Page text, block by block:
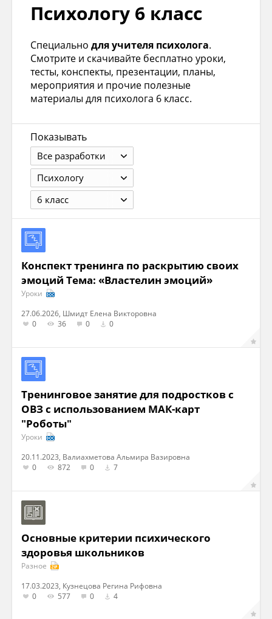
Психологу 6 класс
Специально для учителя психолога.
Смотрите и скачивайте бесплатно уроки,
тесты, конспекты, презентации, планы,
мероприятия и прочие полезные
материалы для психолога 6 класс.
Показывать
Все разработки
Психологу
6 класс
Конспект тренинга по раскрытию своих
эмоций Тема: «Властелин эмоций»
Уроки
27.06.2026, Шмидт Елена Викторовна
0
36 0 0
Тренинговое занятие для подростков с
ОВЗ с использованием МАК-карт
"Роботы"
Уроки
20.11.2023, Валиахметова Альмира Вазировна
0
872 0 7
Основные критерии психического
здоровья школьников
Разное
17.03.2023, Кузнецова Регина Рифовна
0
577 0 4